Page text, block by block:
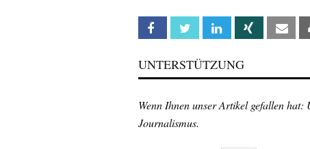
Facebook Twitter Linkedin Xing
UNTERSTÜTZUNG
Wenn Ihnen unser Artikel gefallen hat:
Journalismus.